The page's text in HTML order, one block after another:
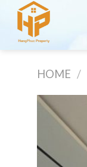
content
HOME /